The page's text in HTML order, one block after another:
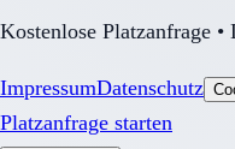
Kostenlose Platzanfrage
ImpressumDatenschutz
Platzanfrage starten